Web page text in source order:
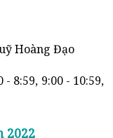
Hoàng Đạo
- 8:59, 9:00 - 10:59,
2022